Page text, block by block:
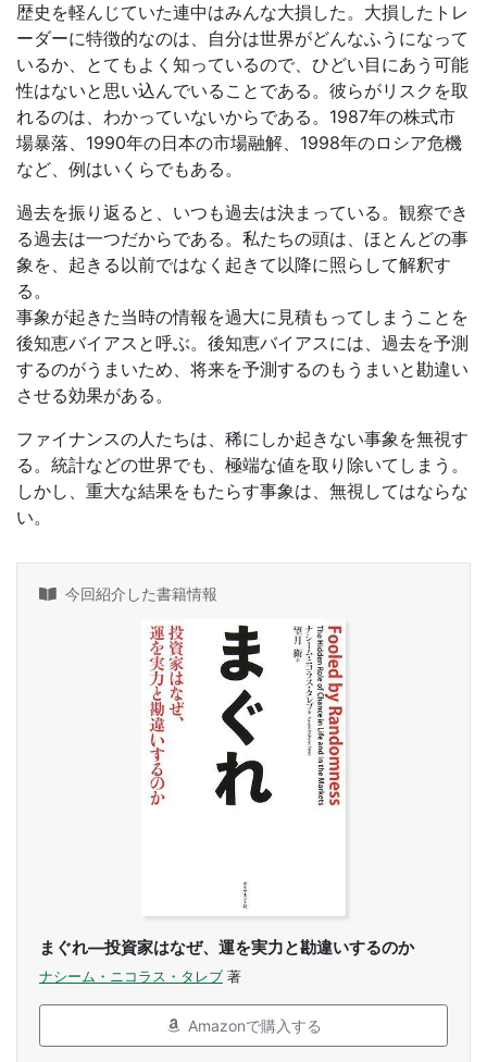
歴史を軽んじていた連中はみんな大損した。大損したトレ
ーダーに特徴的なのは、自分は世界がどんなふうになって
いるか、とてもよく知っているので、ひどい目にあう可能
性はないと思い込んでいることである。彼らがリスクを取
れるのは、わかっていないからである。1987年の株式市
場暴落、1990年の日本の市場融解、1998年のロシア危機
など、例はいくらでもある。
過去を振り返ると、いつも過去は決まっている。観察でき
る過去は一つだからである。私たちの頭は、ほとんどの事
象を、起きる以前ではなく起きて以降に照らして解釈す
る。
事象が起きた当時の情報を過大に見積もってしまうことを
後知恵バイアスと呼ぶ。後知恵バイアスには、過去を予測
するのがうまいため、将来を予測するのもうまいと勘違い
させる効果がある。
ファイナンスの人たちは、稀にしか起きない事象を無視す
る。統計などの世界でも、極端な値を取り除いてしまう。
しかし、重大な結果をもたらす事象は、無視してはならな
い。
今回紹介した書籍情報
まぐれ―投資家はなぜ、運を実力と勘違いするのか
ナシーム・ニコラス・タレブ 著
Amazonで購入する